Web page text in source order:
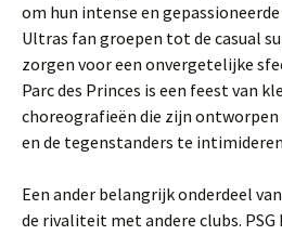
om hun intense en
Ultras fan groepen tot de casual
zorgen voor een onvergetelijke
Parc des Princes is een feest van
choreografieën die zijn ontworpen
en de tegenstanders te
Een ander belangrijk onderdeel
de rivaliteit met andere clubs.